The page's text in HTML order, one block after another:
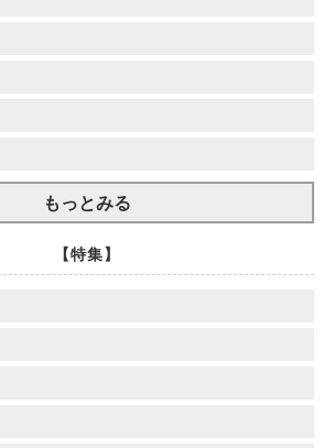
もっとみる
【特集】